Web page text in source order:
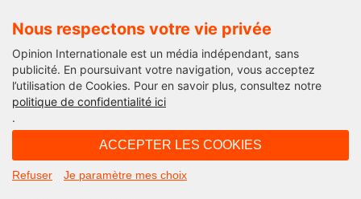
Nous respectons votre vie privée
Opinion Internationale est un média indépendant, sans
publicité. En poursuivant votre navigation, vous acceptez
l’utilisation de Cookies. Pour en savoir plus, consultez notre
politique de confidentialité ici
.
ACCEPTER LES COOKIES
Refuser Je paramètre mes choix
Irak : Frappes françaises contre
Daesh à Mossoul